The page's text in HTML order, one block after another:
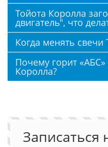
Тойота Королла
двигатель", что
Когда менять свечи
Почему горит «АБС»
Королла?
Записаться